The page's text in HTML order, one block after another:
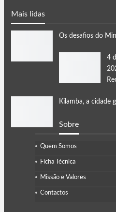
Mais lidas
Os desafios do
4
Kilamba, a cidade
Sobre
Quem Somos
Ficha Técnica
Missão e Valores
Contactos